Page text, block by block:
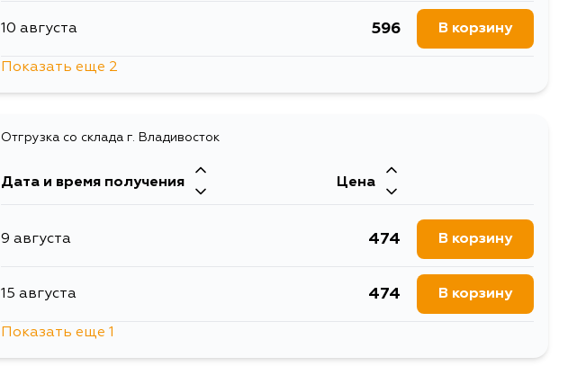
10 августа 596 В корзину
5 сентября
Показать еще 2
Отгрузка со склада г. Владивосток
Дата и время получения Цена
9 августа 474 В корзину
15 августа 474 В корзину
Показать еще 1